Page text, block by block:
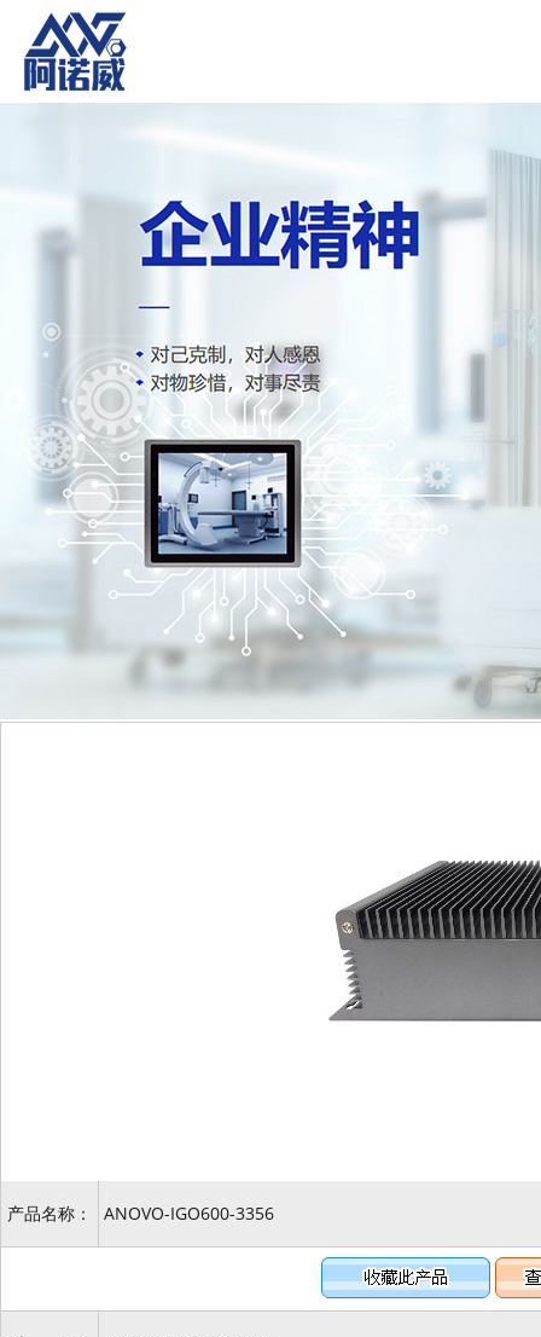
产品名称： ANOVO-IGO600-3356